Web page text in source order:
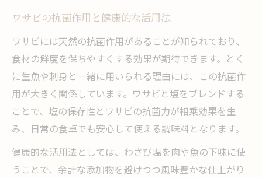
ワサビの抗菌作用と健康的な活用法
ワサビには天然の抗菌作用があることが知られており、
食材の鮮度を保ちやすくする効果が期待できます。とく
に生魚や刺身と一緒に用いられる理由には、この抗菌作
用が大きく関係しています。ワサビと塩をブレンドする
ことで、塩の保存性とワサビの抗菌力が相乗効果を生
み、日常の食卓でも安心して使える調味料となります。
健康的な活用法としては、わさび塩を肉や魚の下味に使
うことで、余計な添加物を避けつつ風味豊かな仕上がり